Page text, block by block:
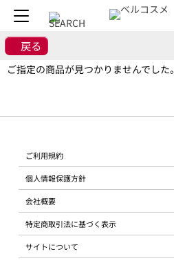
戻る
ご指定の商品が見つかりませんでした。
ご利用規約
個人情報保護方針
会社概要
特定商取引法に基づく表示
サイトについて